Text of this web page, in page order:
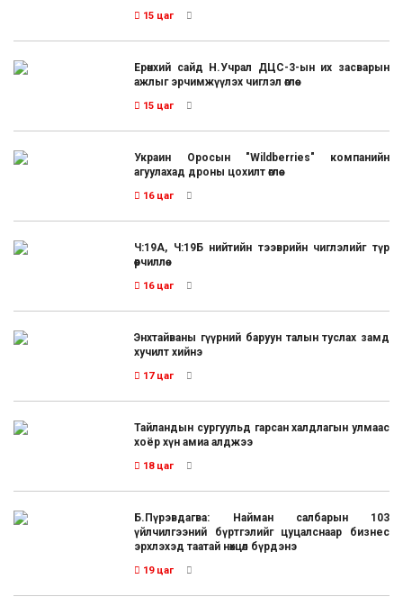
15 цаг
Ерөнхий сайд Н.Учрал ДЦС-3-ын их засварын
ажлыг эрчимжүүлэх чиглэл өглөө
15 цаг
Украин Оросын "Wildberries" компанийн
агуулахад дроны цохилт өглөө
16 цаг
Ч:19А, Ч:19Б нийтийн тээврийн чиглэлийг түр
өөрчиллөө
16 цаг
Энхтайваны гүүрний баруун талын туслах замд
хучилт хийнэ
17 цаг
Тайландын сургуульд гарсан халдлагын улмаас
хоёр хүн амиа алджээ
18 цаг
Б.Пүрэвдагва: Найман салбарын 103
үйлчилгээний бүртгэлийг цуцалснаар бизнес
эрхлэхэд таатай нөхцөл бүрдэнэ
19 цаг